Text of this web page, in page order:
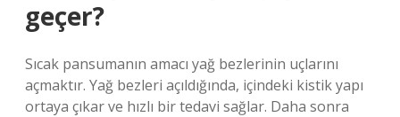
geçer?
Sıcak pansumanın amacı yağ bezlerinin uçlarını
açmaktır. Yağ bezleri açıldığında, içindeki kistik yapı
ortaya çıkar ve hızlı bir tedavi sağlar. Daha sonra